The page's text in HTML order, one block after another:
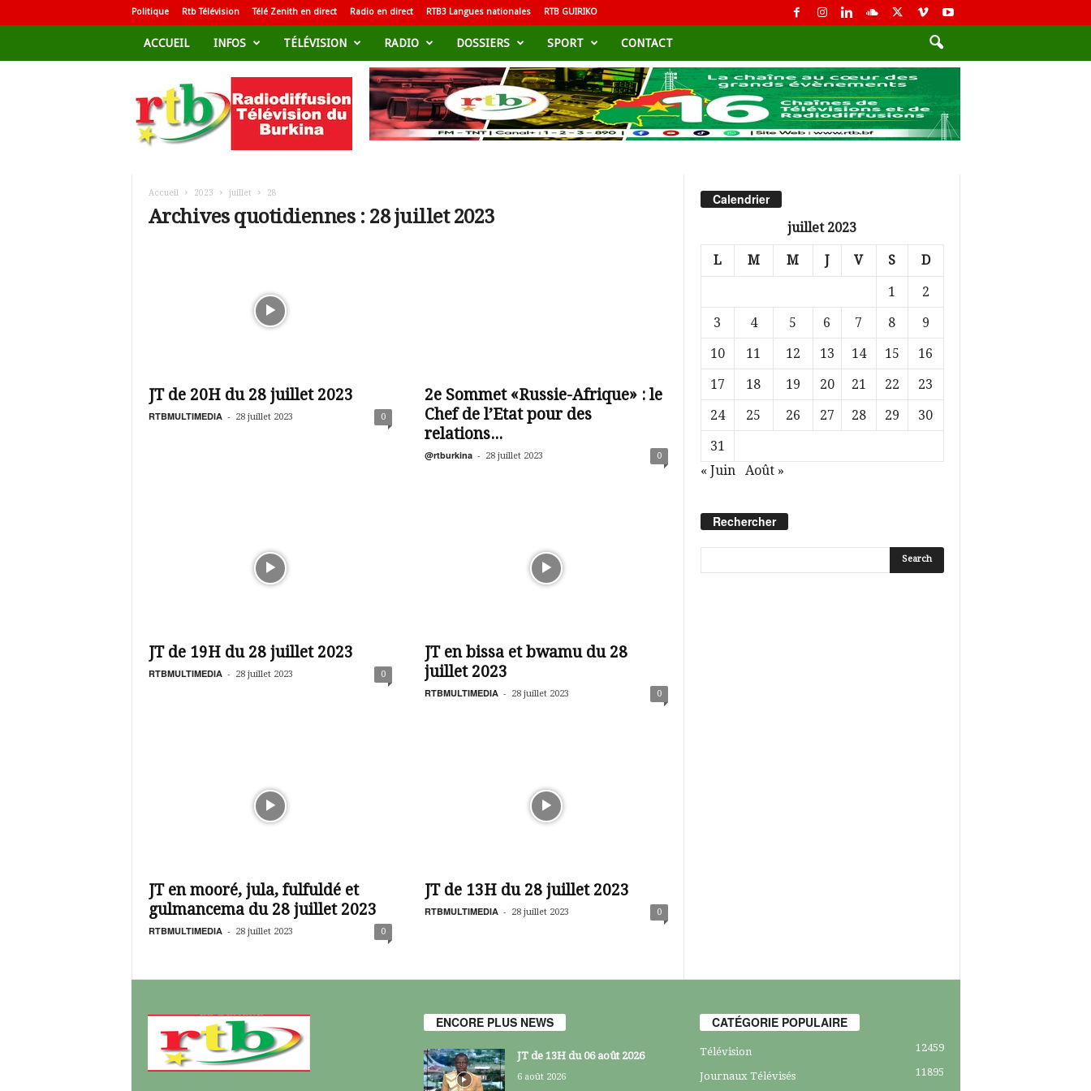
Politique Rtb Télévision Télé Zenith en direct Radio en direct RTB3 Langues nationales RTB GUIRIKO
ACCUEIL INFOS TÉLÉVISION RADIO DOSSIERS SPORT CONTACT
d
i
Accueil 2023 juillet 28
Archives quotidiennes : 28 juillet 2023
JT de 20H du 28 juillet 2023
RTBMULTIMEDIA - 28 juillet 2023 0
2e Sommet «Russie-Afrique» : le
Chef de l’Etat pour des
relations...
@rtburkina - 28 juillet 2023 0
JT de 19H du 28 juillet 2023
RTBMULTIMEDIA - 28 juillet 2023 0
JT en bissa et bwamu du 28
juillet 2023
RTBMULTIMEDIA - 28 juillet 2023 0
JT en mooré, jula, fulfuldé et
gulmancema du 28 juillet 2023
RTBMULTIMEDIA - 28 juillet 2023 0
JT de 13H du 28 juillet 2023
RTBMULTIMEDIA - 28 juillet 2023 0
Calendrier
juillet 2023
L M M J V S D
1
2
3
4 5 6 7 8
9
10
11 12 13 14 15
16
17
18 19 20 21 22
23
24
25 26 27 28 29
30
31
« Juin
Août »
Rechercher
ENCORE PLUS NEWS
JT de 13H du 06 août 2026
6 août 2026
CATÉGORIE POPULAIRE
Télévision 12459
Journaux Télévisés
11895